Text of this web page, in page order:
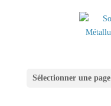
Sélectionner une page